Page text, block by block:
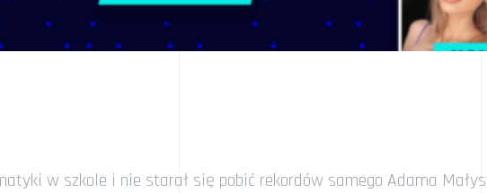
w szkole i nie starał się pobić rekordów samego Adama